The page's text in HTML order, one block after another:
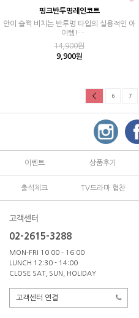
핑크반투명레인코트
안이 슬쩍 비치는 반투명 타입의 실용적인 아
이템!
비 오는 날 발랄하게 착용할 수 있는 우비♪
14,900원
9,900원
6 7
이벤트 상품후기
출석체크 TV드라마 협찬
고객센터
02-2615-3288
MON-FRI 10:00 - 16:00
LUNCH 12:30 - 14:00
CLOSE SAT, SUN, HOLIDAY
고객센터 연결